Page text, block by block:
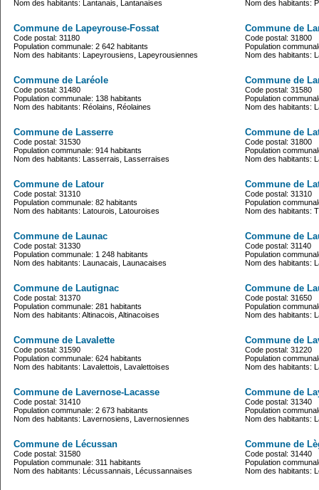
Nom des habitants: Lantanais, Lantanaises Nom des habitants:
Commune de Lapeyrouse-Fossat
Code postal: 31180
Population communale: 2 642 habitants
Nom des habitants: Lapeyrousiens, Lapeyrousiennes
Commune de
Code postal: 31800
Population
Nom des habitants:
Commune de Laréole
Code postal: 31480
Population communale: 138 habitants
Nom des habitants: Réolains, Réolaines
Commune de
Code postal: 31580
Population
Nom des habitants:
Commune de Lasserre
Code postal: 31530
Population communale: 914 habitants
Nom des habitants: Lasserrais, Lasserraises
Commune de
Code postal: 31800
Population
Nom des habitants:
Commune de Latour
Code postal: 31310
Population communale: 82 habitants
Nom des habitants: Latourois, Latouroises
Commune de
Code postal: 31310
Population
Nom des habitants:
Commune de Launac
Code postal: 31330
Population communale: 1 248 habitants
Nom des habitants: Launacais, Launacaises
Commune de
Code postal: 31140
Population
Nom des habitants:
Commune de Lautignac
Code postal: 31370
Population communale: 281 habitants
Nom des habitants: Altinacois, Altinacoises
Commune de
Code postal: 31650
Population
Nom des habitants:
Commune de Lavalette
Code postal: 31590
Population communale: 624 habitants
Nom des habitants: Lavalettois, Lavalettoises
Commune de
Code postal: 31220
Population
Nom des habitants:
Commune de Lavernose-Lacasse
Code postal: 31410
Population communale: 2 673 habitants
Nom des habitants: Lavernosiens, Lavernosiennes
Commune de
Code postal: 31340
Population
Nom des habitants:
Commune de Lécussan
Code postal: 31580
Population communale: 311 habitants
Nom des habitants: Lécussannais, Lécussannaises
Commune de
Code postal: 31440
Population
Nom des habitants: